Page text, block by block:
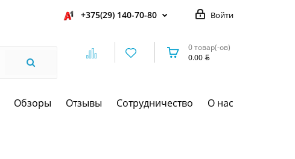
Войти
+375(29) 140-70-80
0 товар(-ов)
0.00
Обзоры Отзывы Сотрудничество О нас